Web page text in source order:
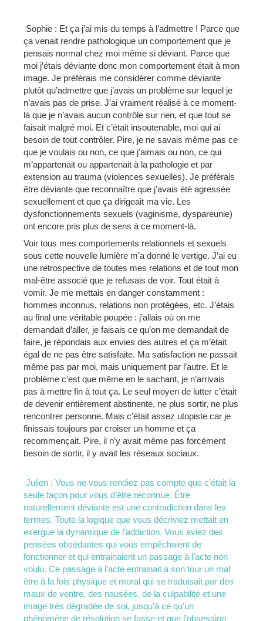
Sophie : Et ça j’ai mis du temps à l’admettre ! Parce que
ça venait rendre pathologique un comportement que je
pensais normal chez moi même si déviant. Parce que
moi j’étais déviante donc mon comportement était à mon
image. Je préférais me considérer comme déviante
plutôt qu’admettre que j’avais un problème sur lequel je
n’avais pas de prise. J’ai vraiment réalisé à ce moment-
là que je n’avais aucun contrôle sur rien, et que tout se
faisait malgré moi. Et c’était insoutenable, moi qui ai
besoin de tout contrôler. Pire, je ne savais même pas ce
que je voulais ou non, ce que j’aimais ou non, ce qui
m’appartenait ou appartenait à la pathologie et par
extension au trauma (violences sexuelles). Je préférais
être déviante que reconnaître que j’avais été agressée
sexuellement et que ça dirigeait ma vie. Les
dysfonctionnements sexuels (vaginisme, dyspareunie)
ont encore pris plus de sens à ce moment-là.
Voir tous mes comportements relationnels et sexuels
sous cette nouvelle lumière m’a donné le vertige. J’ai eu
une retrospective de toutes mes relations et de tout mon
mal-être associé que je refusais de voir. Tout était à
vomir. Je me mettais en danger constamment :
hommes inconnus, relations non protégées, etc. J’étais
au final une véritable poupée : j’allais où on me
demandait d’aller, je faisais ce qu’on me demandait de
faire, je répondais aux envies des autres et ça m’était
égal de ne pas être satisfaite. Ma satisfaction ne passait
même pas par moi, mais uniquement par l’autre. Et le
problème c’est que même en le sachant, je n’arrivais
pas à mettre fin à tout ça. Le seul moyen de lutter c’était
de devenir entièrement abstinente, ne plus sortir, ne plus
rencontrer personne. Mais c’était assez utopiste car je
finissais toujours par croiser un homme et ça
recommençait. Pire, il n’y avait même pas forcément
besoin de sortir, il y avait les réseaux sociaux.
Julien : Vous ne vous rendiez pas compte que c’était la
seule façon pour vous d’être reconnue. Être
naturellement déviante est une contradiction dans les
termes. Toute la logique que vous décriviez mettait en
exergue la dynamique de l’addiction. Vous aviez des
pensées obsédantes qui vous empêchaient de
fonctionner et qui entrainaient un passage à l’acte non
voulu. Ce passage à l’acte entrainait à son tour un mal
être à la fois physique et moral qui se traduisait par des
maux de ventre, des nausées, de la culpabilité et une
image très dégradée de soi, jusqu’à ce qu’un
phénomène de résolution se fasse et que l’obsession